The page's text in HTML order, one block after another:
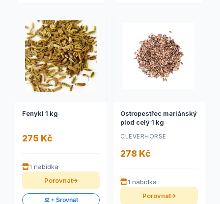
Fenykl 1 kg
275 Kč
1 nabídka
Porovnat
⚖️ + Srovnat
Ostropestřec mariánský
plod celý 1 kg
CLEVERHORSE
278 Kč
1 nabídka
Porovnat